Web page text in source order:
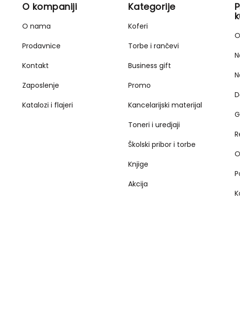
O kompaniji
O nama
Prodavnice
Kontakt
Zaposlenje
Katalozi i flajeri
Kategorije
Koferi
Torbe i rančevi
Business gift
Promo
Kancelarijski materijal
Toneri i uredjaji
Školski pribor i torbe
Knjige
Akcija